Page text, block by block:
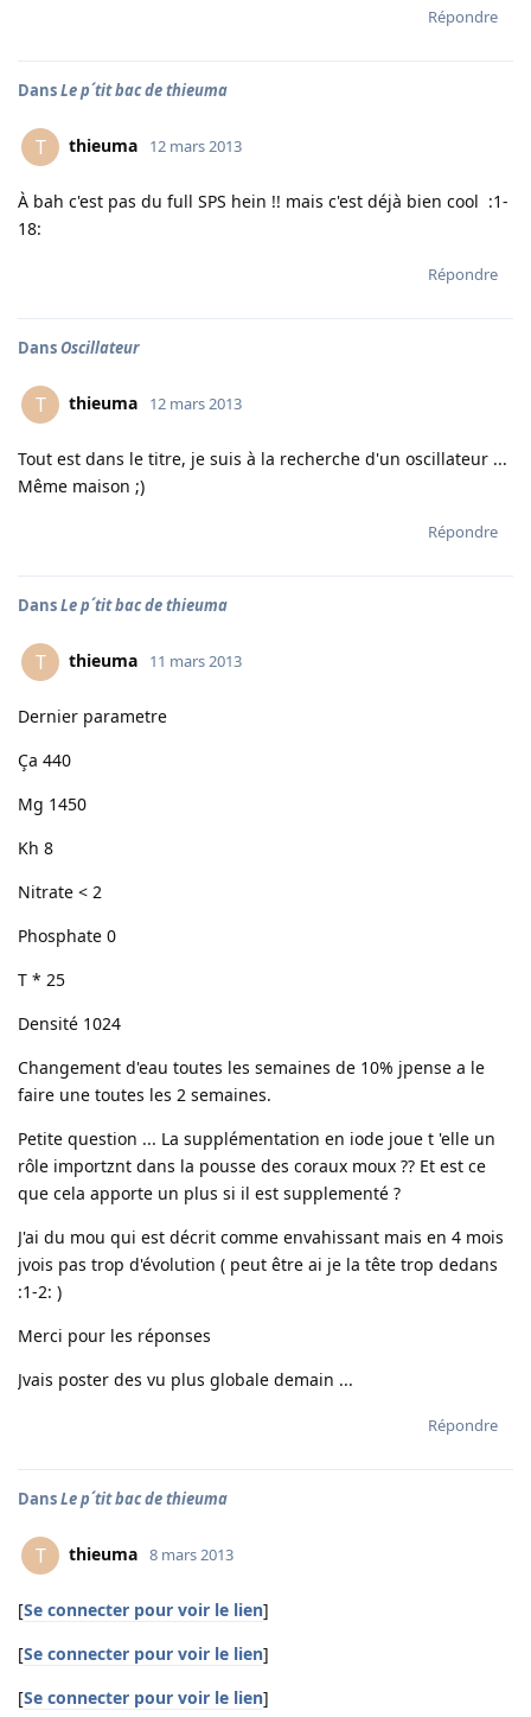
Répondre
DansLe p´tit bac de thieuma
T thieuma 12 mars 2013
À bah c'est pas du full SPS hein !! mais c'est déjà bien cool :1-
18:
Répondre
DansOscillateur
T thieuma 12 mars 2013
Tout est dans le titre, je suis à la recherche d'un oscillateur ...
Même maison ;)
Répondre
DansLe p´tit bac de thieuma
T thieuma 11 mars 2013
Dernier parametre
Ça 440
Mg 1450
Kh 8
Nitrate < 2
Phosphate 0
T * 25
Densité 1024
Changement d'eau toutes les semaines de 10% jpense a le
faire une toutes les 2 semaines.
Petite question ... La supplémentation en iode joue t 'elle un
rôle importznt dans la pousse des coraux moux ?? Et est ce
que cela apporte un plus si il est supplementé ?
J'ai du mou qui est décrit comme envahissant mais en 4 mois
jvois pas trop d'évolution ( peut être ai je la tête trop dedans
:1-2: )
Merci pour les réponses
Jvais poster des vu plus globale demain ...
Répondre
DansLe p´tit bac de thieuma
T thieuma 8 mars 2013
[Se connecter pour voir le lien]
[Se connecter pour voir le lien]
[Se connecter pour voir le lien]